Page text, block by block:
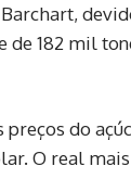
182 mil
do
O real